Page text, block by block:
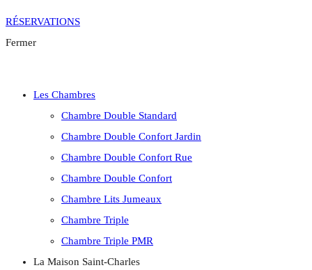
RÉSERVATIONS
Fermer
Les Chambres
Chambre Double Standard
Chambre Double Confort Jardin
Chambre Double Confort Rue
Chambre Double Confort
Chambre Lits Jumeaux
Chambre Triple
Chambre Triple PMR
La Maison Saint-Charles